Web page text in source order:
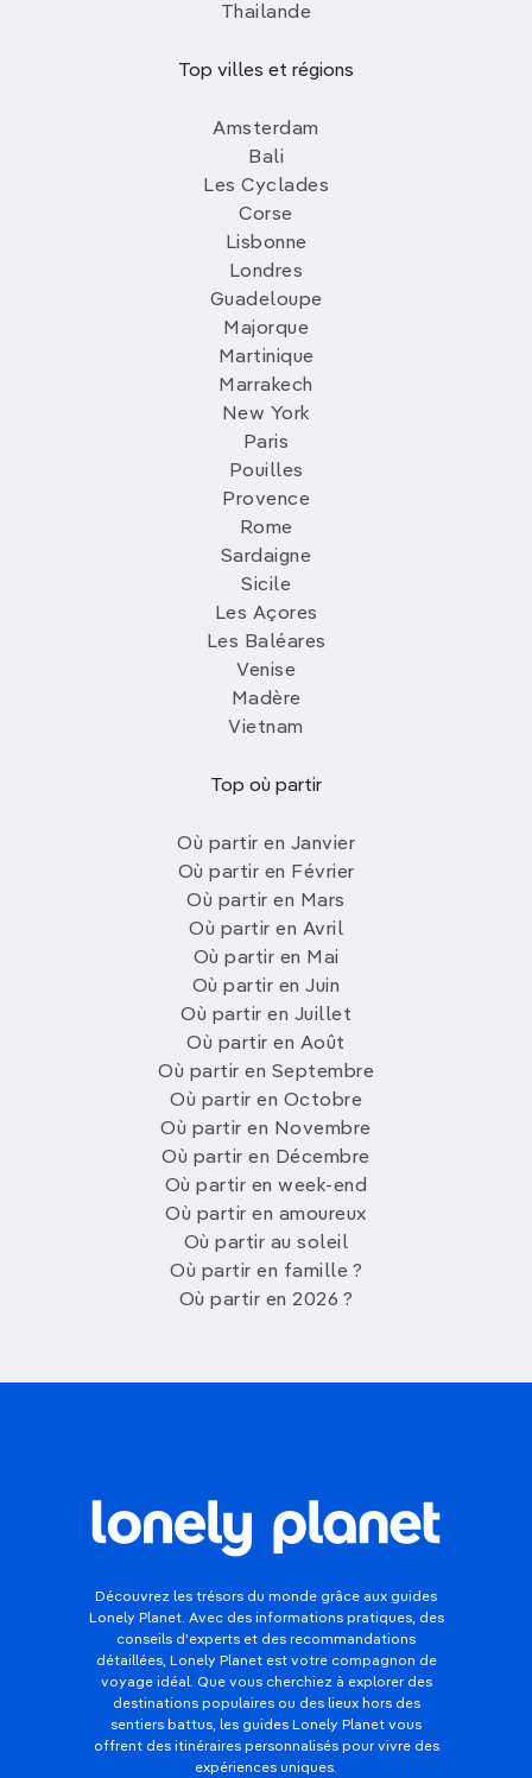
Thailande
Top villes et régions
Amsterdam
Bali
Les Cyclades
Corse
Lisbonne
Londres
Guadeloupe
Majorque
Martinique
Marrakech
New York
Paris
Pouilles
Provence
Rome
Sardaigne
Sicile
Les Açores
Les Baléares
Venise
Madère
Vietnam
Top où partir
Où partir en Janvier
Où partir en Février
Où partir en Mars
Où partir en Avril
Où partir en Mai
Où partir en Juin
Où partir en Juillet
Où partir en Août
Où partir en Septembre
Où partir en Octobre
Où partir en Novembre
Où partir en Décembre
Où partir en week-end
Où partir en amoureux
Où partir au soleil
Où partir en famille ?
Où partir en 2026 ?
Découvrez les trésors du monde grâce aux guides
Lonely Planet. Avec des informations pratiques, des
conseils d'experts et des recommandations
détaillées, Lonely Planet est votre compagnon de
voyage idéal. Que vous cherchiez à explorer des
destinations populaires ou des lieux hors des
sentiers battus, les guides Lonely Planet vous
offrent des itinéraires personnalisés pour vivre des
expériences uniques.